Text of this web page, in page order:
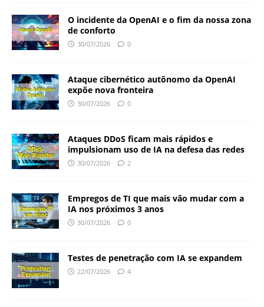
O incidente da OpenAI e o fim da nossa zona
de conforto
30/07/2026 0
Ataque cibernético autônomo da OpenAI
expõe nova fronteira
30/07/2026 0
Ataques DDoS ficam mais rápidos e
impulsionam uso de IA na defesa das redes
30/07/2026 2
Empregos de TI que mais vão mudar com a
IA nos próximos 3 anos
30/07/2026 0
Testes de penetração com IA se expandem
22/07/2026 4